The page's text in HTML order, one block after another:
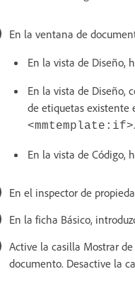
En la ventana de
En la vista de Diseño,
En la vista de Diseño,
de etiquetas existente
<mmtemplate:if>.
En la vista de Código,
En el inspector de
En la ficha Básico,
Active la casilla Mostrar
documento. Desactive la